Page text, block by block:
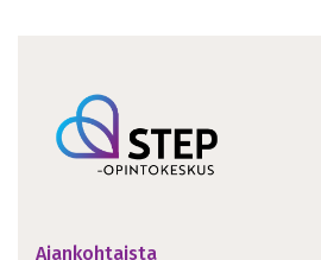
Ajankohtaista